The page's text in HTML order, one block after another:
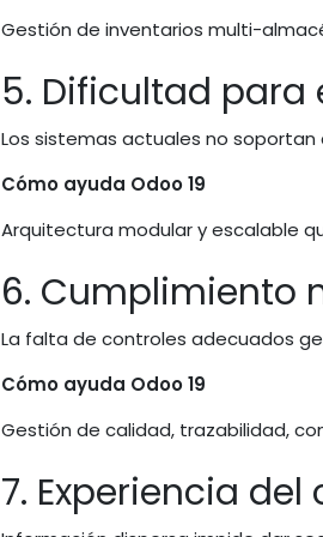
Gestión de inventarios multi-
5. Dificultad para
Los sistemas actuales no soportan
Cómo ayuda Odoo 19
Arquitectura modular y escalable
6. Cumplimiento
La falta de controles adecuados
Cómo ayuda Odoo 19
Gestión de calidad, trazabilidad,
7. Experiencia